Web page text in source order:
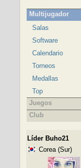
Multijugador
Salas
Software
Calendario
Torneos
Medallas
Top
Juegos
Club
Líder Buho21
Corea (Sur)